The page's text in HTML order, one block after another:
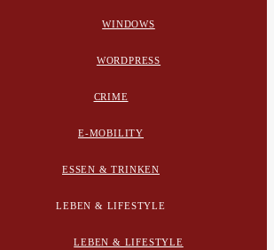
WINDOWS
WORDPRESS
CRIME
E-MOBILITY
ESSEN & TRINKEN
LEBEN & LIFESTYLE
LEBEN & LIFESTYLE